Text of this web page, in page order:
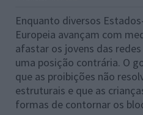
Enquanto diversos
Europeia avançam com
afastar os jovens das
uma posição contrária. O
que as proibições não
estruturais e que as
formas de contornar os